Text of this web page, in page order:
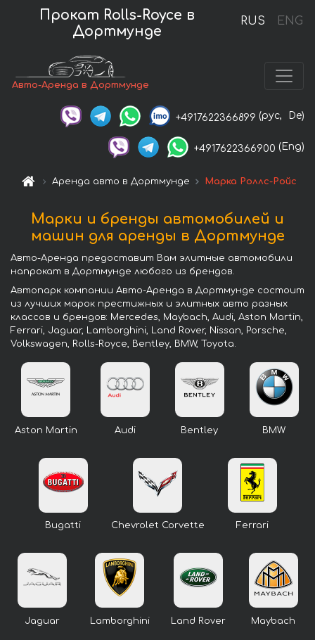
RUS ENG
Прокат Rolls-Royce в
Дортмунде
Авто-Аренда в Дортмунде
+4917622366899 (рус, De)
+4917622366900 (Eng)
Аренда авто в Дортмунде Марка Роллс-Ройс
Марки и бренды автомобилей и
машин для аренды в Дортмунде
Авто-Аренда предоставит Вам элитные автомобили
напрокат в Дортмунде любого из брендов.
Автопарк компании Авто-Аренда в Дортмунде состоит
из лучших марок престижных и элитных авто разных
классов и брендов: Mercedes, Maybach, Audi, Aston Martin,
Ferrari, Jaguar, Lamborghini, Land Rover, Nissan, Porsche,
Volkswagen, Rolls-Royce, Bentley, BMW, Toyota.
Aston Martin Audi Bentley BMW
Bugatti Chevrolet Corvette Ferrari
Jaguar Lamborghini Land Rover Maybach